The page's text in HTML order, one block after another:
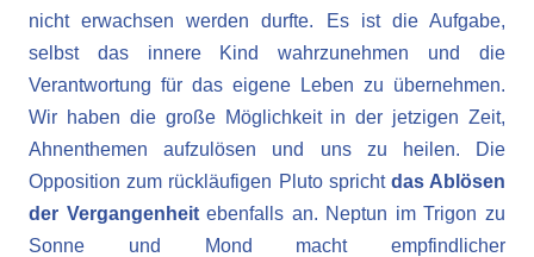
nicht erwachsen werden durfte. Es ist die Aufgabe,
selbst das innere Kind wahrzunehmen und die
Verantwortung für das eigene Leben zu übernehmen.
Wir haben die große Möglichkeit in der jetzigen Zeit,
Ahnenthemen aufzulösen und uns zu heilen. Die
Opposition zum rückläufigen Pluto spricht das Ablösen
der Vergangenheitebenfalls an. Neptun im Trigon zu
Sonne und Mond macht empfindlicher